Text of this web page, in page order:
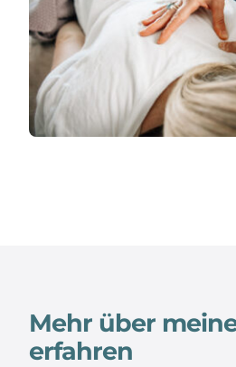
Mehr über
erfahren